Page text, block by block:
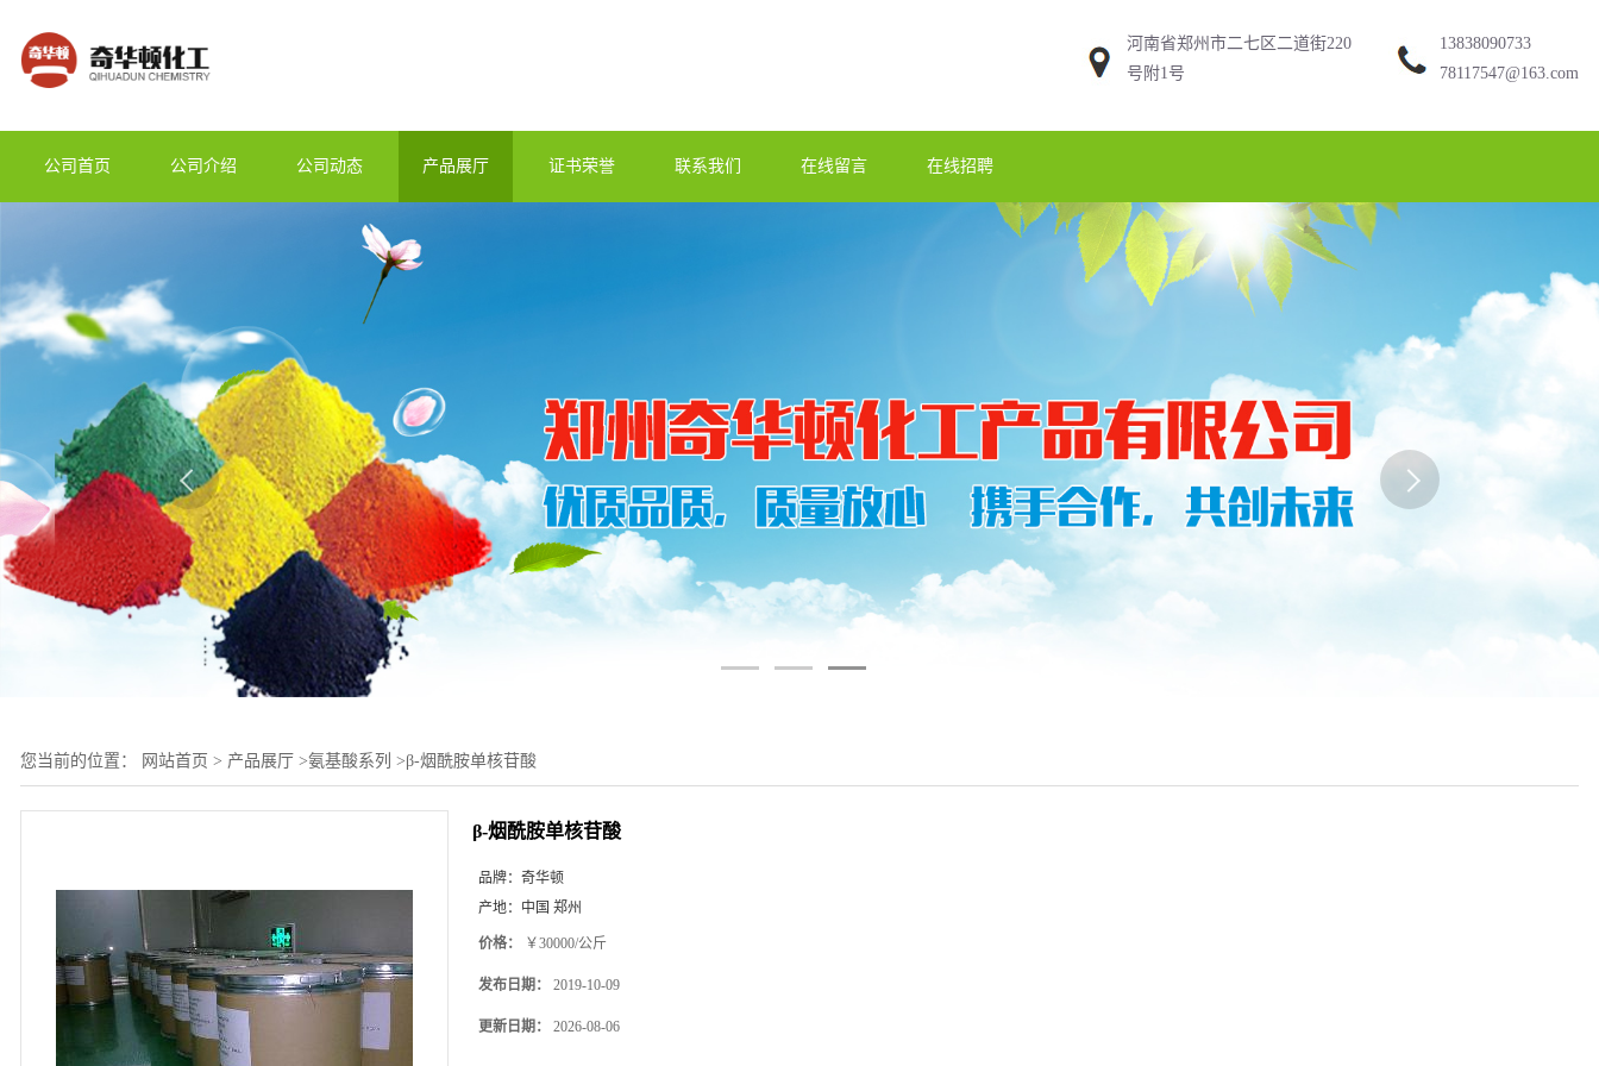
河南省郑州市二七区二道街220
号附1号
13838090733
78117547@163.com
公司首页 公司介绍 公司动态 产品展厅 证书荣誉 联系我们 在线留言 在线招聘
您当前的位置： 网站首页 > 产品展厅 >氨基酸系列 >β-烟酰胺单核苷酸
β-烟酰胺单核苷酸
品牌： 奇华顿
产地： 中国 郑州
价格： ￥30000/公斤
发布日期： 2019-10-09
更新日期： 2026-08-06